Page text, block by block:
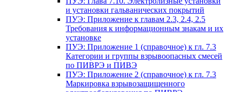
и установки гальванических покрытий
ПУЭ: Приложение к главам 2.3, 2.4, 2.5
Требования к информационным знакам и их
установке
ПУЭ: Приложение 1 (справочное) к гл. 7.3
Категории и группы взрывоопасных смесей
по ПИВРЭ и ПИВЭ
ПУЭ: Приложение 2 (справочное) к гл. 7.3
Маркировка взрывозащищенного